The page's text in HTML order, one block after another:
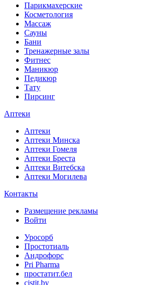
Парикмахерские
Косметология
Массаж
Сауны
Бани
Тренажерные залы
Фитнес
Маникюр
Педикюр
Тату
Пирсинг
Аптеки
Аптеки
Аптеки Минска
Аптеки Гомеля
Аптеки Бреста
Аптеки Витебска
Аптеки Могилева
Контакты
Размещение рекламы
Войти
Уросорб
Простотиаль
Андрофорс
Pri Pharma
простатит.бел
cistit.by